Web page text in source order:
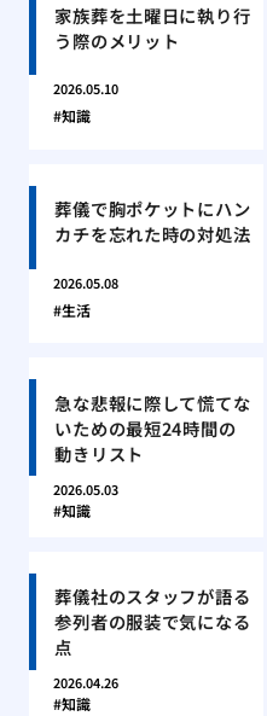
家族葬を土曜日に執り行
う際のメリット
2026.05.10
知識
葬儀で胸ポケットにハン
カチを忘れた時の対処法
2026.05.08
生活
急な悲報に際して慌てな
いための最短24時間の
動きリスト
2026.05.03
知識
葬儀社のスタッフが語る
参列者の服装で気になる
点
2026.04.26
知識